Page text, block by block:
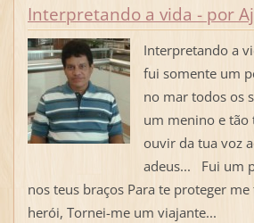
Interpretando a vida - por
Interpretando a
fui somente um
no mar todos os
um menino e tão
ouvir da tua voz
adeus... Fui um
nos teus braços Para te proteger
herói, Tornei-me um viajante...